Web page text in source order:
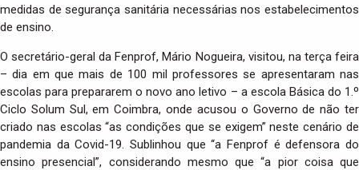
medidas de segurança sanitária necessárias nos estabelecimentos
de ensino.
O secretário-geral da Fenprof, Mário Nogueira, visitou, na terça feira
– dia em que mais de 100 mil professores se apresentaram nas
escolas para prepararem o novo ano letivo – a escola Básica do 1.º
Ciclo Solum Sul, em Coimbra, onde acusou o Governo de não ter
criado nas escolas “as condições que se exigem” neste cenário de
pandemia da Covid-19. Sublinhou que “a Fenprof é defensora do
ensino presencial”, considerando mesmo que “a pior coisa que